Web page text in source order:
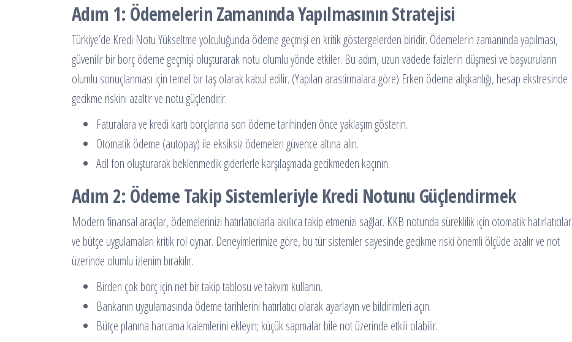
Adım 1: Ödemelerin Zamanında Yapılmasının Stratejisi
Türkiye’de Kredi Notu Yükseltme yolculuğunda ödeme geçmişi en kritik göstergelerden biridir. Ödemelerin zamanında yapılması,
güvenilir bir borç ödeme geçmişi oluşturarak notu olumlu yönde etkiler. Bu adım, uzun vadede faizlerin düşmesi ve başvuruların
olumlu sonuçlanması için temel bir taş olarak kabul edilir. (Yapılan arastirmalara göre) Erken ödeme alışkanlığı, hesap ekstresinde
gecikme riskini azaltır ve notu güçlendirir.
Faturalara ve kredi kartı borçlarına son ödeme tarihinden önce yaklaşım gösterin.
Otomatik ödeme (autopay) ile eksiksiz ödemeleri güvence altına alın.
Acil fon oluşturarak beklenmedik giderlerle karşılaşmada gecikmeden kaçının.
Adım 2: Ödeme Takip Sistemleriyle Kredi Notunu Güçlendirmek
Modern finansal araçlar, ödemelerinizi hatırlatıcılarla akıllıca takip etmenizi sağlar. KKB notunda süreklilik için otomatik hatırlatıcılar
ve bütçe uygulamaları kritik rol oynar. Deneyimlerimize göre, bu tür sistemler sayesinde gecikme riski önemli ölçüde azalır ve not
üzerinde olumlu izlenim bırakılır.
Birden çok borç için net bir takip tablosu ve takvim kullanın.
Bankanın uygulamasında ödeme tarihlerini hatırlatıcı olarak ayarlayın ve bildirimleri açın.
Bütçe planına harcama kalemlerini ekleyin; küçük sapmalar bile not üzerinde etkili olabilir.